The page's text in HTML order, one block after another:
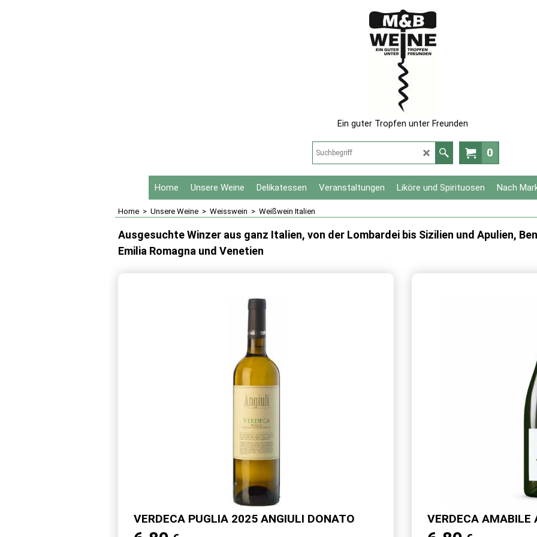
Ein guter Tropfen unter Freunden
0
Home Unsere Weine Delikatessen Veranstaltungen Liköre und Spirituosen Nach
Home > Unsere Weine > Weisswein > Weißwein Italien
Ausgesuchte Winzer aus ganz Italien, von der Lombardei bis Sizilien und Apulien,
Emilia Romagna und Venetien
VERDECA PUGLIA 2025 ANGIULI DONATO VERDECA AMABILE